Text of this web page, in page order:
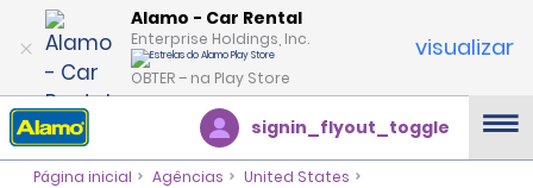
Alamo - Car Rental
Enterprise Holdings, Inc.
OBTER – na Play Store
visualizar
signin_flyout_toggle
Página inicial Agências United States